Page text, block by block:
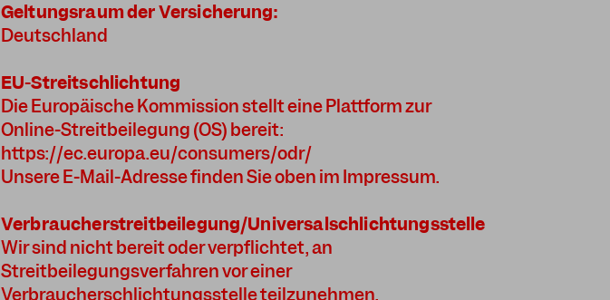
Geltungsraum der Versicherung:
Deutschland
EU-Streitschlichtung
Die Europäische Kommission stellt eine Plattform zur
Online-Streitbeilegung (OS) bereit:
https://ec.europa.eu/consumers/odr/
Unsere E-Mail-Adresse finden Sie oben im Impressum.
Verbraucherstreitbeilegung/Universalschlichtungsstelle
Wir sind nicht bereit oder verpflichtet, an
Streitbeilegungsverfahren vor einer
Verbraucherschlichtungsstelle teilzunehmen.